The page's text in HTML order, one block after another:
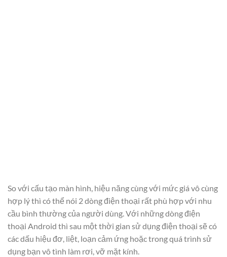
So với cấu tạo màn hình, hiệu năng cùng với mức giá vô cùng
hợp lý thì có thể nói 2 dòng điện thoại rất phù hợp với nhu
cầu bình thường của người dùng. Với những dòng điện
thoại Android thì sau một thời gian sử dụng điện thoại sẽ có
các dấu hiệu đơ, liệt, loạn cảm ứng hoặc trong quá trình sử
dụng bạn vô tình làm rơi, vỡ mặt kính.